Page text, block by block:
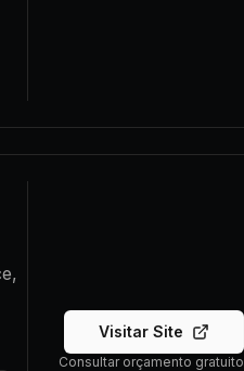
Visitar Site
Consultar orçamento gratuito